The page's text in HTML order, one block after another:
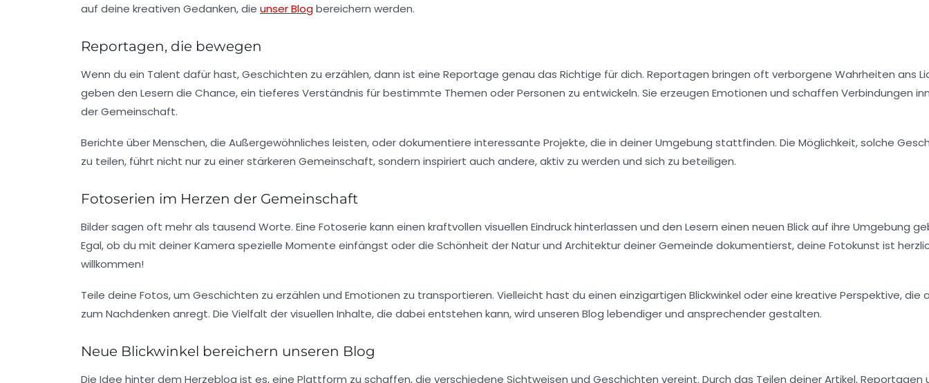
auf deine kreativen Gedanken, die unser Blogbereichern werden.
Reportagen, die bewegen
Wenn du ein Talent dafür hast, Geschichten zu erzählen, dann ist eine Reportage genau das Richtige für dich. Reportagen bringen oft verborgene Wahrheiten ans
geben den Lesern die Chance, ein tieferes Verständnis für bestimmte Themen oder Personen zu entwickeln. Sie erzeugen Emotionen und schaffen Verbindungen
der Gemeinschaft.
Berichte über Menschen, die Außergewöhnliches leisten, oder dokumentiere interessante Projekte, die in deiner Umgebung stattfinden. Die Möglichkeit, solche
zu teilen, führt nicht nur zu einer stärkeren Gemeinschaft, sondern inspiriert auch andere, aktiv zu werden und sich zu beteiligen.
Fotoserien im Herzen der Gemeinschaft
Bilder sagen oft mehr als tausend Worte. Eine Fotoserie kann einen kraftvollen visuellen Eindruck hinterlassen und den Lesern einen neuen Blick auf ihre Umgebung
Egal, ob du mit deiner Kamera spezielle Momente einfängst oder die Schönheit der Natur und Architektur deiner Gemeinde dokumentierst, deine Fotokunst ist
willkommen!
Teile deine Fotos, um Geschichten zu erzählen und Emotionen zu transportieren. Vielleicht hast du einen einzigartigen Blickwinkel oder eine kreative Perspektive, die
zum Nachdenken anregt. Die Vielfalt der visuellen Inhalte, die dabei entstehen kann, wird unseren Blog lebendiger und ansprechender gestalten.
Neue Blickwinkel bereichern unseren Blog
Die Idee hinter dem Herzeblog ist es, eine Plattform zu schaffen, die verschiedene Sichtweisen und Geschichten vereint. Durch das Teilen deiner Artikel, Reportagen